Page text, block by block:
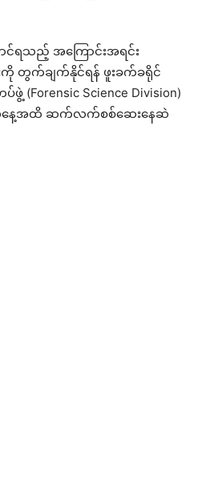
င်ရသည့် အကြောင်းအရင်း
တွက်ချက်နိုင်ရန် ဖူးခက်ခရိုင်
(Forensic Science Division)
ေ့အထိ ဆက်လက်စစ်ဆေးနေဆဲ